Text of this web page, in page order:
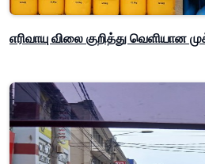
எரிவாயு விலை குறித்து வெளியான